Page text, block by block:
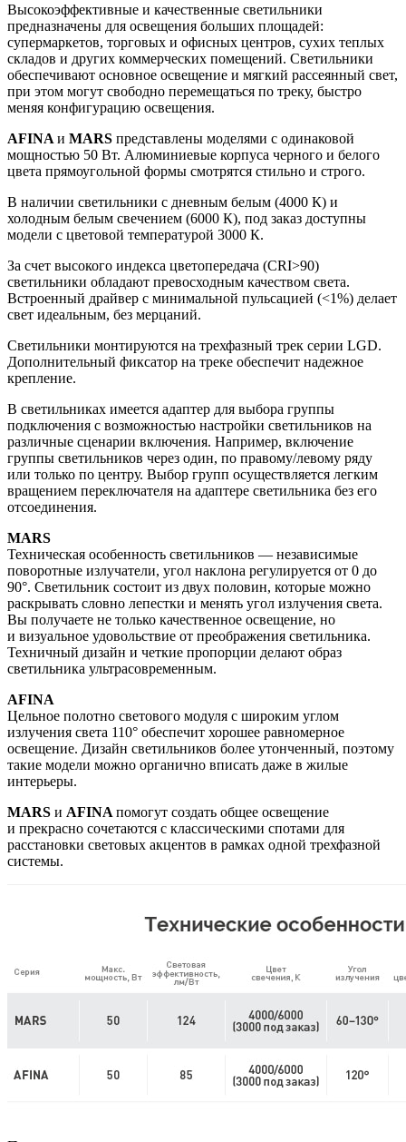
Высокоэффективные и качественные светильники
предназначены для освещения больших площадей:
супермаркетов, торговых и офисных центров, сухих теплых
складов и других коммерческих помещений. Светильники
обеспечивают основное освещение и мягкий рассеянный свет,
при этом могут свободно перемещаться по треку, быстро
меняя конфигурацию освещения.
AFINA и MARS представлены моделями с одинаковой
мощностью 50 Вт. Алюминиевые корпуса черного и белого
цвета прямоугольной формы смотрятся стильно и строго.
В наличии светильники с дневным белым (4000 К) и
холодным белым свечением (6000 К), под заказ доступны
модели с цветовой температурой 3000 К.
За счет высокого индекса цветопередача (CRI>90)
светильники обладают превосходным качеством света.
Встроенный драйвер с минимальной пульсацией (<1%) делает
свет идеальным, без мерцаний.
Светильники монтируются на трехфазный трек серии LGD.
Дополнительный фиксатор на треке обеспечит надежное
крепление.
В светильниках имеется адаптер для выбора группы
подключения с возможностью настройки светильников на
различные сценарии включения. Например, включение
группы светильников через один, по правому/левому ряду
или только по центру. Выбор групп осуществляется легким
вращением переключателя на адаптере светильника без его
отсоединения.
MARS
Техническая особенность светильников — независимые
поворотные излучатели, угол наклона регулируется от 0 до
90°. Светильник состоит из двух половин, которые можно
раскрывать словно лепестки и менять угол излучения света.
Вы получаете не только качественное освещение, но
и визуальное удовольствие от преображения светильника.
Техничный дизайн и четкие пропорции делают образ
светильника ультрасовременным.
AFINA
Цельное полотно светового модуля с широким углом
излучения света 110° обеспечит хорошее равномерное
освещение. Дизайн светильников более утонченный, поэтому
такие модели можно органично вписать даже в жилые
интерьеры.
MARS и AFINA помогут создать общее освещение
и прекрасно сочетаются с классическими спотами для
расстановки световых акцентов в рамках одной трехфазной
системы.